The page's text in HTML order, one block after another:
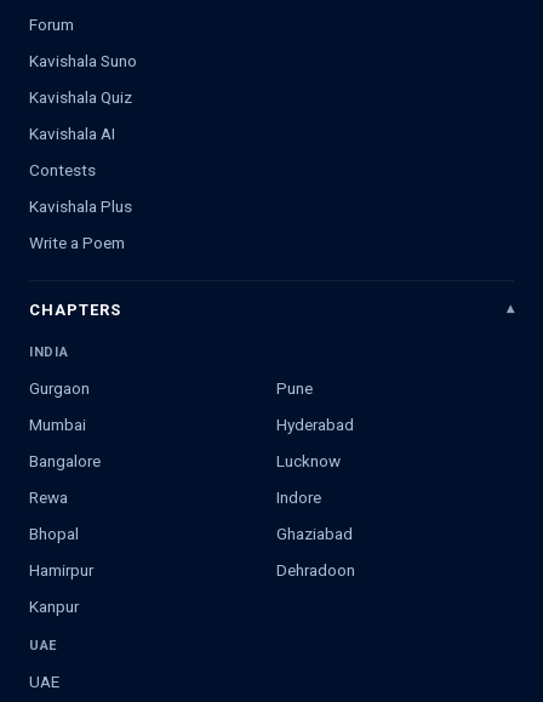
Forum
Kavishala Suno
Kavishala Quiz
Kavishala AI
Contests
Kavishala Plus
Write a Poem
CHAPTERS
INDIA
Gurgaon
Pune
Mumbai
Hyderabad
Bangalore
Lucknow
Rewa
Indore
Bhopal
Ghaziabad
Hamirpur
Dehradoon
Kanpur
UAE
UAE